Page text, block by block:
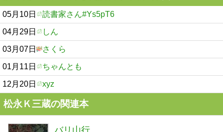
05月10日 読書家さん#Ys5pT6
04月29日 しん
03月07日 さくら
01月11日 ちゃんとも
12月20日 xyz
松永Ｋ三蔵の関連本
バリ山行